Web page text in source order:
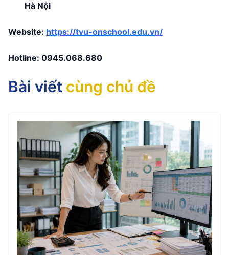
Hà Nội
Website: https://tvu-onschool.edu.vn/
Hotline: 0945.068.680
Bài viết cùng chủ đề